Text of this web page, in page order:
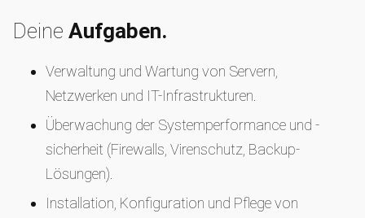
Deine Aufgaben.
Verwaltung und Wartung von Servern,
Netzwerken und IT-Infrastrukturen.
Überwachung der Systemperformance und -
sicherheit (Firewalls, Virenschutz, Backup-
Lösungen).
Installation, Konfiguration und Pflege von